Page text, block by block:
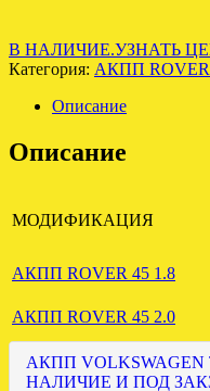
В НАЛИЧИЕ.УЗНАТЬ
Категория: АКПП ROVER
Описание
Описание
МОДИФИКАЦИЯ
АКПП ROVER 45 1.8
АКПП ROVER 45 2.0
АКПП VOLKSWAGEN
НАЛИЧИЕ И ПОД